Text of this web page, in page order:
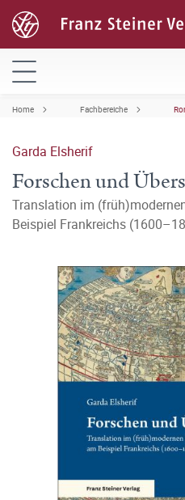
Home Fachbereiche
Garda Elsherif
Forschen und
Translation im
Beispiel Frankreichs